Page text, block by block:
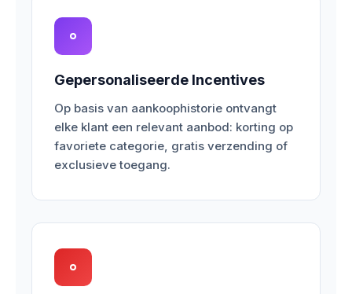
Gepersonaliseerde Incentives
Op basis van aankoophistorie ontvangt
elke klant een relevant aanbod: korting op
favoriete categorie, gratis verzending of
exclusieve toegang.